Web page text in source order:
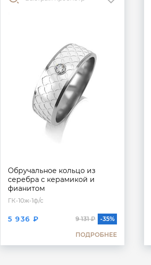
Обручальное кольцо из
серебра с керамикой и
фианитом
ГК-10ж-1ф/с
5 936 ₽ 9 131 ₽ -35%
ПОДРОБНЕЕ